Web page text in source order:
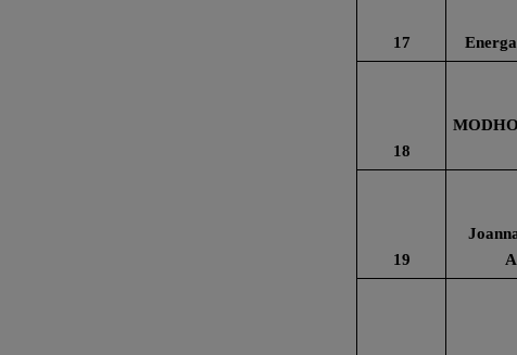
17
18
19